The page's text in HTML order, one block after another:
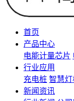
首页
产品中心
电能计量芯片
行业应用
充电桩 智慧灯
新闻资讯